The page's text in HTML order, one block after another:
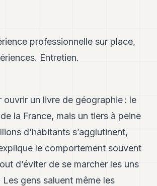
professionnelle sur place,
Entretien.
un livre de géographie : le
la France, mais un tiers à peine
d’habitants s’agglutinent,
le comportement souvent
d’éviter de se marcher les uns
gens saluent même les